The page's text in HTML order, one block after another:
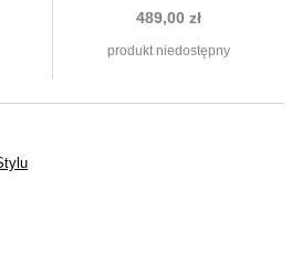
489,00 zł
produkt niedostępny